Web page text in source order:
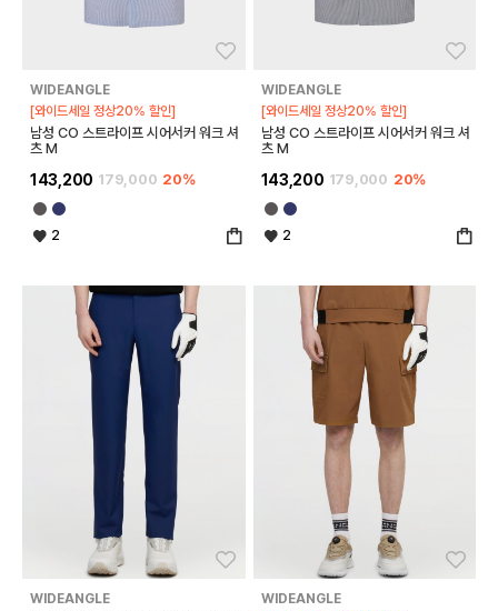
WIDEANGLE
[와이드세일 정상20% 할인]
남성 CO 스트라이프 시어서커 워크 셔
츠 M
143,200 179,000 20%
2
WIDEANGLE
[와이드세일 정상20% 할인]
남성 CO 스트라이프 시어서커 워크 셔
츠 M
143,200 179,000 20%
2
WIDEANGLE
WIDEANGLE